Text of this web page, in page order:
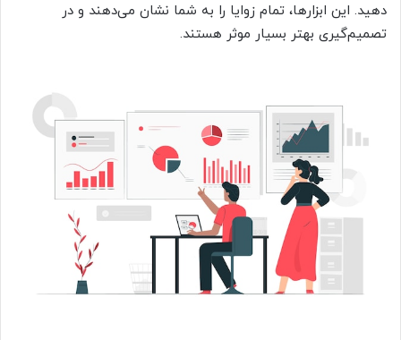
دهید. این ابزارها، تمام زوایا را به شما نشان می‌دهند و در
تصمیم‌گیری بهتر بسیار موثر هستند.